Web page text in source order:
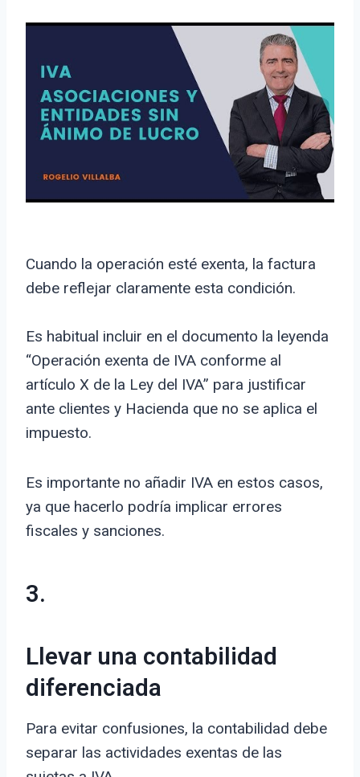
Cuando la operación esté exenta, la factura
debe reflejar claramente esta condición.
Es habitual incluir en el documento la leyenda
“Operación exenta de IVA conforme al
artículo X de la Ley del IVA” para justificar
ante clientes y Hacienda que no se aplica el
impuesto.
Es importante no añadir IVA en estos casos,
ya que hacerlo podría implicar errores
fiscales y sanciones.
3.
Llevar una contabilidad
diferenciada
Para evitar confusiones, la contabilidad debe
separar las actividades exentas de las